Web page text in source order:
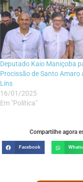
Deputado Kaio Maniçoba
Procissão de Santo Amaro
Lins
16/01/2025
Em "Política"
Compartilhe agora
Facebook